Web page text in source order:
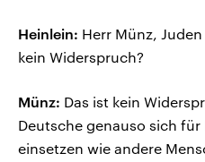
Heinlein: Herr Münz,
kein Widerspruch?
Münz: Das ist kein
Deutsche genauso sich
einsetzen wie andere